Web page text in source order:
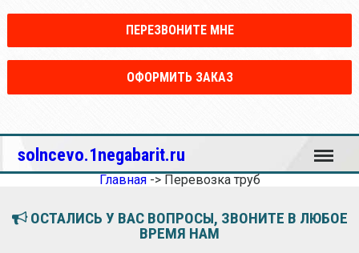
ПЕРЕЗВОНИТЕ МНЕ
ОФОРМИТЬ ЗАКАЗ
solncevo.1negabarit.ru Меню
Главная-> Перевозка труб
ОСТАЛИСЬ У ВАС ВОПРОСЫ, ЗВОНИТЕ В ЛЮБОЕ
ВРЕМЯ НАМ